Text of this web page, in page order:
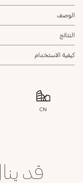
الوصف
النتائج
كيفية الاستخدام
CN
قد